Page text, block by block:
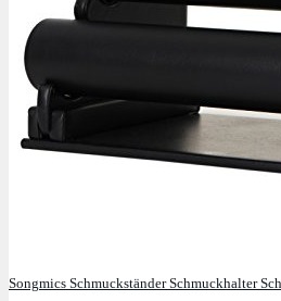
Songmics Schmuckständer Schmuckhalter